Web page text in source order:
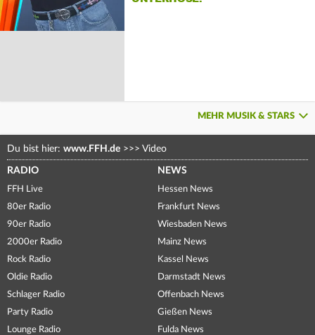
MEHR MUSIK & STARS
Du bist hier: www.FFH.de >>> Video
RADIO
FFH Live
80er Radio
90er Radio
2000er Radio
Rock Radio
Oldie Radio
Schlager Radio
Party Radio
Lounge Radio
NEWS
Hessen News
Frankfurt News
Wiesbaden News
Mainz News
Kassel News
Darmstadt News
Offenbach News
Gießen News
Fulda News